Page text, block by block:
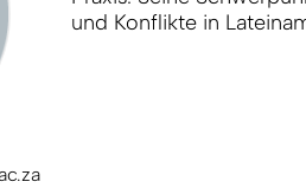
und Konflikte in